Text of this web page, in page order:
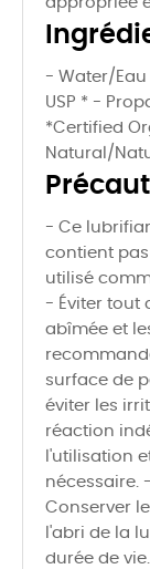
- Water/
USP * -
*Certified
Natural/
- Ce
contient
utilisé
- Éviter tout
abîmée et
surface de
éviter les
réaction
l'utilisation
nécessaire.
Conserver
l'abri de la
durée de